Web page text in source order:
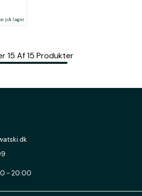
på lager
15 Af 15 Produkter
- 20:00